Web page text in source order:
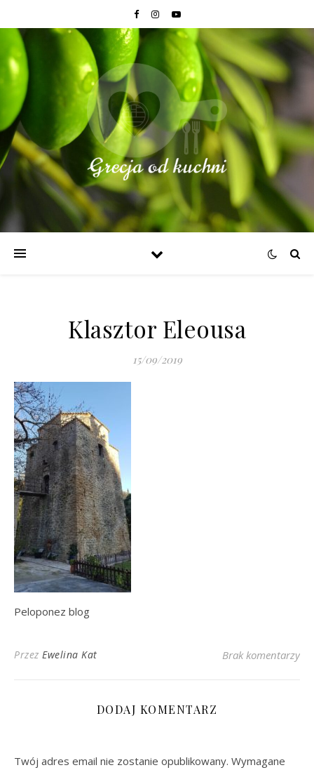
Klasztor Eleousa
15/09/2019
Peloponez blog
Przez Ewelina Kat Brak komentarzy
DODAJ KOMENTARZ
Twój adres email nie zostanie opublikowany. Wymagane